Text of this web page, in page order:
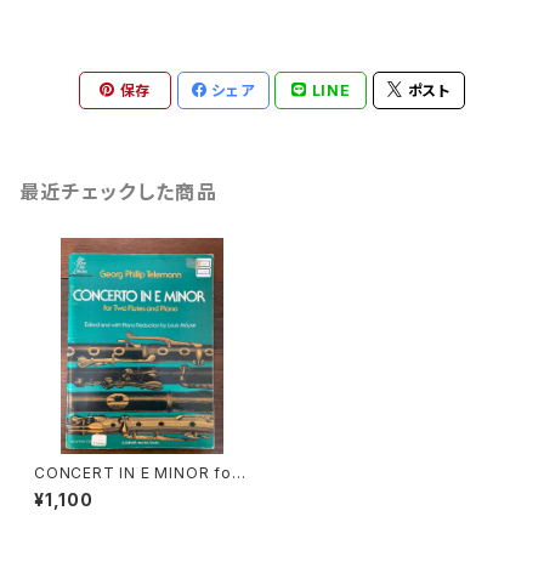
保存 シェア LINE ポスト
最近チェックした商品
CONCERT IN E MINOR for t
wo Flutes and Piano【著者：
Georg Phollip Telemann】
¥1,100